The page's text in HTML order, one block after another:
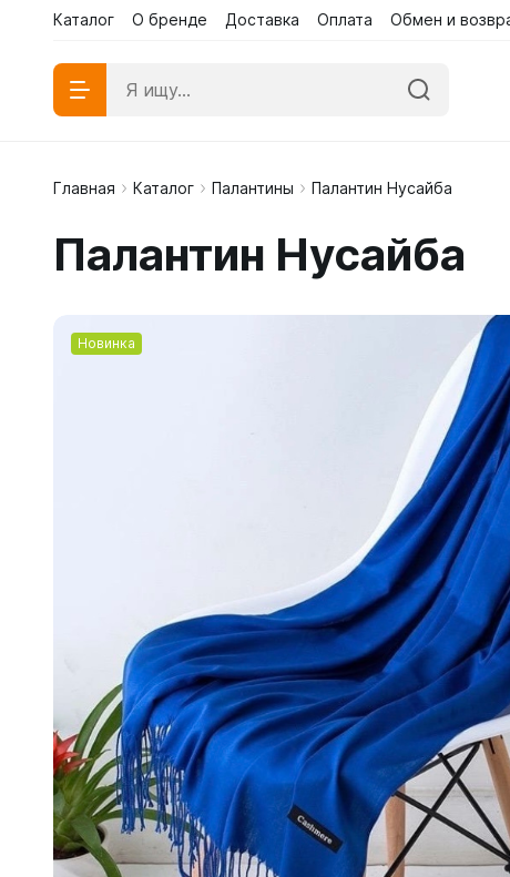
Каталог О бренде Доставка Оплата Обмен и
Абаи
Абаи
Главная Каталог Палантины Палантин Нусайба
Палантин Нусайба
Новинка